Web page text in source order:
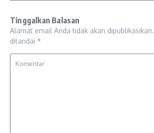
Tinggalkan Balasan
Alamat email Anda tidak akan dipublikasikan.
ditandai *